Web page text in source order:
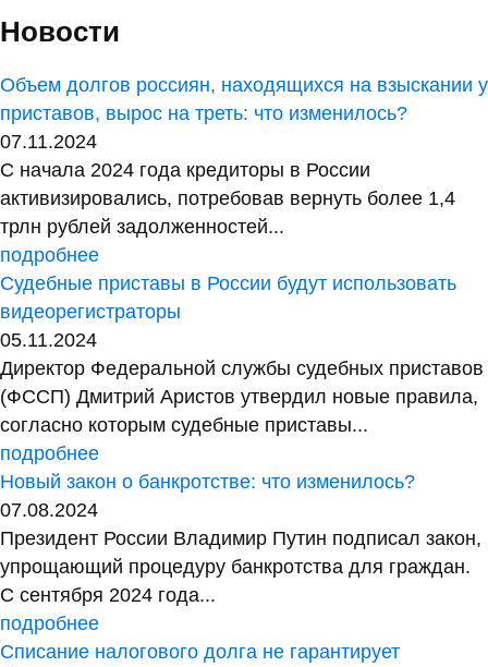
Новости
Объем долгов россиян, находящихся на взыскании у
приставов, вырос на треть: что изменилось?
07.11.2024
С начала 2024 года кредиторы в России
активизировались, потребовав вернуть более 1,4
трлн рублей задолженностей...
подробнее
Судебные приставы в России будут использовать
видеорегистраторы
05.11.2024
Директор Федеральной службы судебных приставов
(ФССП) Дмитрий Аристов утвердил новые правила,
согласно которым судебные приставы...
подробнее
Новый закон о банкротстве: что изменилось?
07.08.2024
Президент России Владимир Путин подписал закон,
упрощающий процедуру банкротства для граждан.
С сентября 2024 года...
подробнее
Списание налогового долга не гарантирует